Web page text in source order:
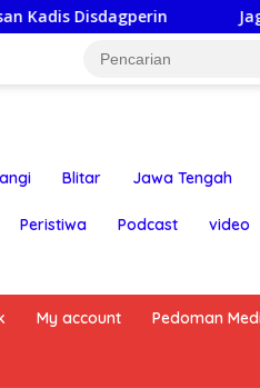
Jaga Jakarta On
Blitar Jawa Tengah
Peristiwa Podcast video
My account Pedoman